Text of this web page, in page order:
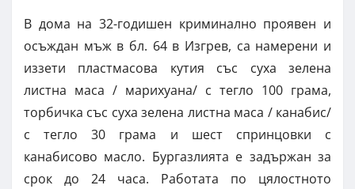
В дома на 32-годишен криминално проявен и
осъждан мъж в бл. 64 в Изгрев, са намерени и
иззети пластмасова кутия със суха зелена
листна маса / марихуана/ с тегло 100 грама,
торбичка със суха зелена листна маса / канабис/
с тегло 30 грама и шест спринцовки с
канабисово масло. Бургазлията е задържан за
срок до 24 часа. Работата по цялостното